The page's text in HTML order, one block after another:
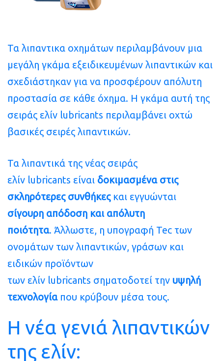
Τα λιπαντικα οχημάτων περιλαμβάνουν μια
μεγάλη γκάμα εξειδικευμένων λιπαντικών και
σχεδιάστηκαν για να προσφέρουν απόλυτη
προστασία σε κάθε όχημα. Η γκάμα αυτή της
σειράς ελίν lubricants περιλαμβάνει οχτώ
βασικές σειρές λιπαντικών.
Τα λιπαντικά της νέας σειράς
ελίν lubricants είναι δοκιμασμένα στις
σκληρότερες συνθήκεςκαι εγγυώνται
σίγουρη απόδοση και απόλυτη
ποιότητα. Άλλωστε, η υπογραφή Tec των
ονομάτων των λιπαντικών, γράσων και
ειδικών προϊόντων
των ελίν lubricants σηματοδοτεί την υψηλή
τεχνολογίαπου κρύβουν μέσα τους.
Η νέα γενιά λιπαντικών
της ελίν: